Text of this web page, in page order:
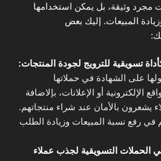
مجرد وثيقة، بل يمكن استخدامها
المبيعات. إليك بعض
تسويقية للترويج لجودة المنتجات:
على الشهادة في حملاتها
الإلكترونية أو الإعلانات، بإلاضافة
يشعرون بالأمان عند شراء منتجاتهم.
في رفع نسبة المبيعات وزيادة الطلب
الحملات التسويقية لجذب عملاء